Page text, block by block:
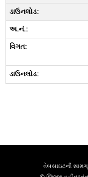
વેબસાઇટની